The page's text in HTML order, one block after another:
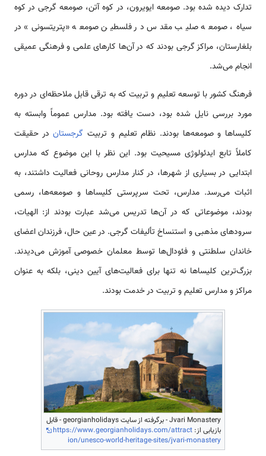
تدارک دیده شده بود. صومعه ایویرون، در کوه آتن، صومعه گرجی در کوه
سیاه، صومعه صلیب مقدس در فلسطین صومعه «پتریتسونی» در
بلغارستان، مراکز گرجی بودند که در آن‌ها کارهای علمی و فرهنگی عمیقی
انجام می‌شد.
فرهنگ کشور با توسعه تعلیم و تربیت که به ترقی قابل ملاحظه‌ای در دوره
مورد بررسی نایل شده بود، دست یافته بود. مدارس عموماً وابسته به
کلیساها و صومعه‌ها بودند. نظام تعلیم و تربیت گرجستاندر حقیقت
کاملاً تابع ایدئولوژی مسیحیت بود. این نظر با این موضوع که مدارس
ابتدایی در بسیاری از شهرها، در کنار مدارس روحانی فعالیت داشتند، به
اثبات می‌رسد. مدارس، تحت سرپرستی کلیساها و صومعه‌ها، رسمی
بودند، موضوعاتی که در آن‌ها تدریس می‌شد عبارت بودند از: الهیات،
سرودهای مذهبی و استنساخ تألیفات گرجی. در عین حال، فرزندان اعضای
خاندان سلطنتی و فئودال‌ها توسط معلمان خصوصی آموزش می‌دیدند.
بزرگ‌ترین کلیساها نه تنها برای فعالیت‌های آیین دینی، بلکه به عنوان
مراکز و مدارس تعلیم و تربیت در خدمت بودند.
Jvari Monastery - برگرفته از سایت georgianholidays - قابل
بازیابی از: https://www.georgianholidays.com/attract
ion/unesco-world-heritage-sites/jvari-monastery